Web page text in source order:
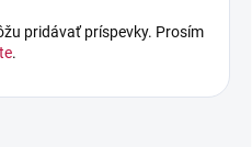
pridávať príspevky. Prosím
.